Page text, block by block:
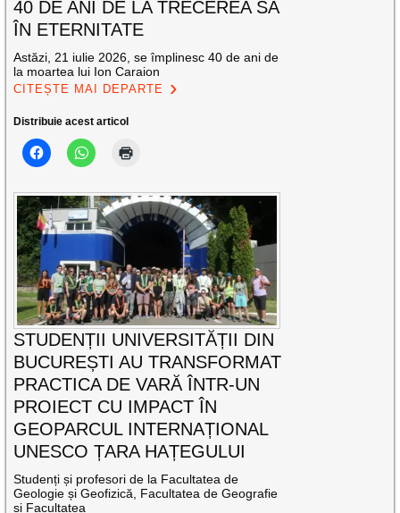
40 DE ANI DE LA TRECEREA SA
ÎN ETERNITATE
Astăzi, 21 iulie 2026, se împlinesc 40 de ani de
la moartea lui Ion Caraion
CITEȘTE MAI DEPARTE
Distribuie acest articol
STUDENȚII UNIVERSITĂȚII DIN
BUCUREȘTI AU TRANSFORMAT
PRACTICA DE VARĂ ÎNTR-UN
PROIECT CU IMPACT ÎN
GEOPARCUL INTERNAȚIONAL
UNESCO ȚARA HAȚEGULUI
Studenți și profesori de la Facultatea de
Geologie și Geofizică, Facultatea de Geografie
și Facultatea